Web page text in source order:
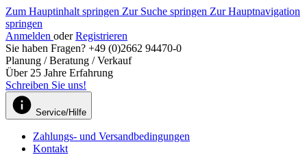
Zum Hauptinhalt springen Zur Suche springen Zur Hauptnavigation
springen
Anmelden oder Registrieren
Sie haben Fragen? +49 (0)2662 94470-0
Planung / Beratung / Verkauf
Über 25 Jahre Erfahrung
Schreiben Sie uns!
Service/Hilfe
Zahlungs- und Versandbedingungen
Kontakt